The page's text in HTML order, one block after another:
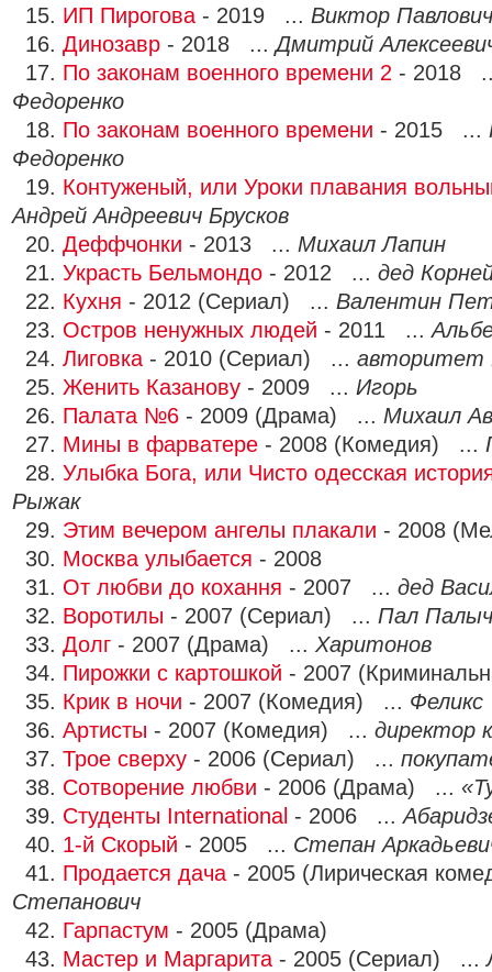
15. ИП Пирогова - 2019 ... Виктор
16. Динозавр - 2018 ...Дмитрий
17. По законам военного времени 2 - 2018
Федоренко
18. По законам военного времени - 2015 ...
Федоренко
19. Контуженый, или Уроки плавания
Андрей Андреевич Брусков
20. Деффчонки - 2013 ... Михаил Лапин
21. Украсть Бельмондо - 2012 ... дед
22. Кухня - 2012 (Сериал) ... Валентин
23. Остров ненужных людей - 2011 ...
24. Лиговка - 2010 (Сериал) ... авторитет
25. Женить Казанову - 2009 ... Игорь
26. Палата №6 - 2009 (Драма) ... Михаил
27. Мины в фарватере - 2008 (Комедия) ...
28. Улыбка Бога, или Чисто одесская
Рыжак
29. Этим вечером ангелы плакали - 2008
30. Москва улыбается - 2008
31. От любви до кохання - 2007 ... дед
32. Воротилы - 2007 (Сериал) ... Пал
33. Долг - 2007 (Драма) ... Харитонов
34. Пирожки с картошкой - 2007
35. Крик в ночи - 2007 (Комедия) ... Феликс
36. Артисты - 2007 (Комедия) ... директор
37. Трое сверху - 2006 (Сериал) ...
38. Сотворение любви - 2006 (Драма) ...
39. Студенты International - 2006 ...
40. 1-й Скорый - 2005 ... Степан
41. Продается дача - 2005 (Лирическая
Степанович
42. Гарпастум - 2005 (Драма)
43. Мастер и Маргарита - 2005 (Сериал) ...